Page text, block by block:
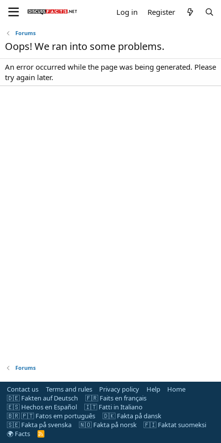
Log in Register
Forums
Oops! We ran into some problems.
An error occurred while the page was being generated. Please
try again later.
Forums
Contact us Terms and rules Privacy policy Help
Home
🇩🇪 Fakten auf Deutsch
🇫🇷 Faits en français
🇪🇸 Hechos en Español
🇮🇹 Fatti in Italiano
🇧🇷 🇵🇹 Fatos em português
🇩🇰 Fakta på dansk
🇸🇪 Fakta på svenska
🇳🇴 Fakta på norsk
🇫🇮 Faktat suomeksi
🌍 Facts
R